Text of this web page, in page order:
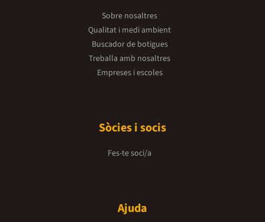
Sobre nosaltres
Qualitat i medi ambient
Buscador de botigues
Treballa amb nosaltres
Empreses i escoles
Sòcies i socis
Fes-te soci/a
Ajuda